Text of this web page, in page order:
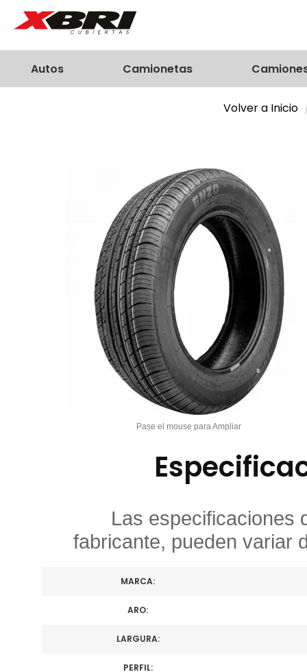
Autos Camionetas
Volver a Inicio
Pase el mouse para Ampliar
Las especificaciones
fabricante, pueden variar
MARCA:
ARO:
LARGURA:
PERFIL: